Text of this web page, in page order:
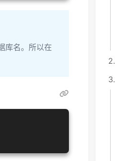
库名。所以在
2.
3.